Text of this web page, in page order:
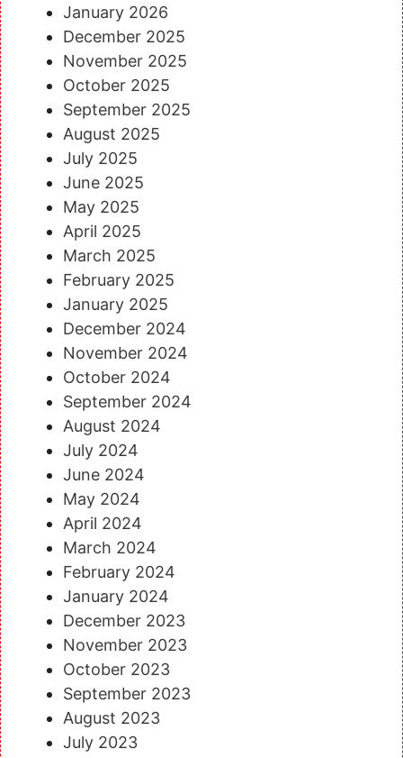
January 2026
December 2025
November 2025
October 2025
September 2025
August 2025
July 2025
June 2025
May 2025
April 2025
March 2025
February 2025
January 2025
December 2024
November 2024
October 2024
September 2024
August 2024
July 2024
June 2024
May 2024
April 2024
March 2024
February 2024
January 2024
December 2023
November 2023
October 2023
September 2023
August 2023
July 2023